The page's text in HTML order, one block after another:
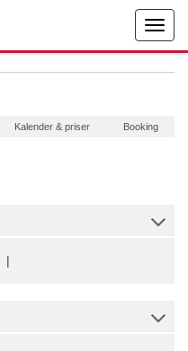
Kalender & priser Booking
|